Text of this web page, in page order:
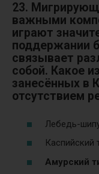
23.
важными
играют
поддержании
связывает
собой. Какое
занесённых в
отсутствием
Лебедь-
Каспийский
Амурский